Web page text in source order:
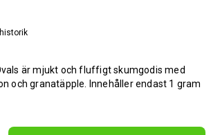
är mjukt och fluffigt skumgodis med
och granatäpple. Innehåller endast 1 gram